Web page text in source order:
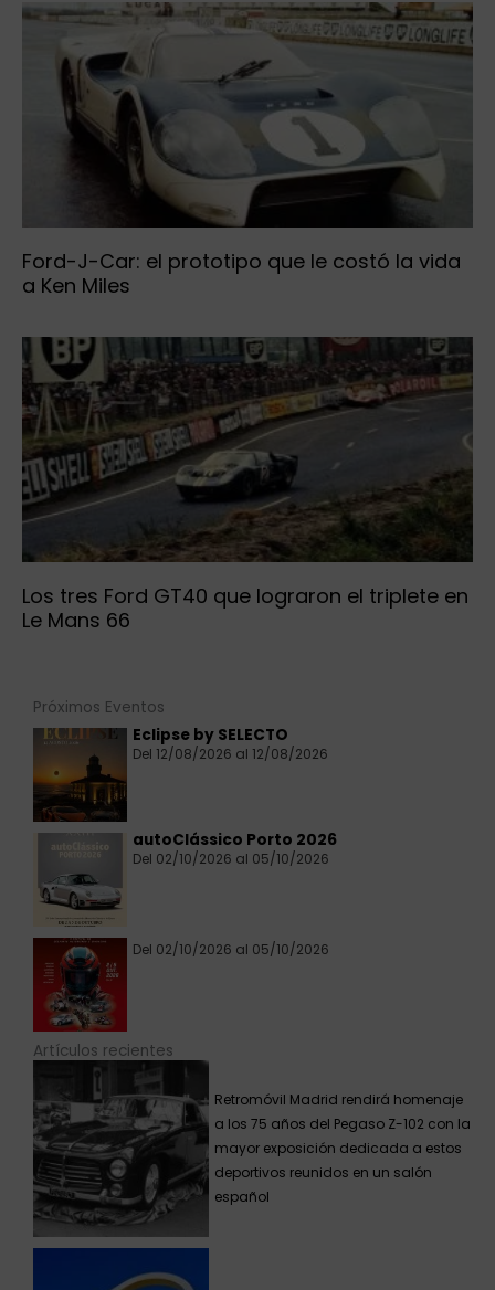
Ford-J-Car: el prototipo que le costó la vida
a Ken Miles
Los tres Ford GT40 que lograron el triplete en
Le Mans 66
Próximos Eventos
Eclipse by SELECTO
Del 12/08/2026 al 12/08/2026
autoClássico Porto 2026
Del 02/10/2026 al 05/10/2026
Del 02/10/2026 al 05/10/2026
Artículos recientes
Retromóvil Madrid rendirá homenaje
a los 75 años del Pegaso Z-102 con la
mayor exposición dedicada a estos
deportivos reunidos en un salón
español